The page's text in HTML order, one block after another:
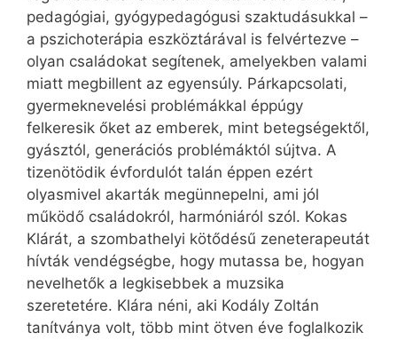
pedagógiai, gyógypedagógusi szaktudásukkal –
a pszichoterápia eszköztárával is felvértezve –
olyan családokat segítenek, amelyekben valami
miatt megbillent az egyensúly. Párkapcsolati,
gyermeknevelési problémákkal éppúgy
felkeresik őket az emberek, mint betegségektől,
gyásztól, generációs problémáktól sújtva. A
tizenötödik évfordulót talán éppen ezért
olyasmivel akarták megünnepelni, ami jól
működő családokról, harmóniáról szól. Kokas
Klárát, a szombathelyi kötődésű zeneterapeutát
hívták vendégségbe, hogy mutassa be, hogyan
nevelhetők a legkisebbek a muzsika
szeretetére. Klára néni, aki Kodály Zoltán
tanítványa volt, több mint ötven éve foglalkozik